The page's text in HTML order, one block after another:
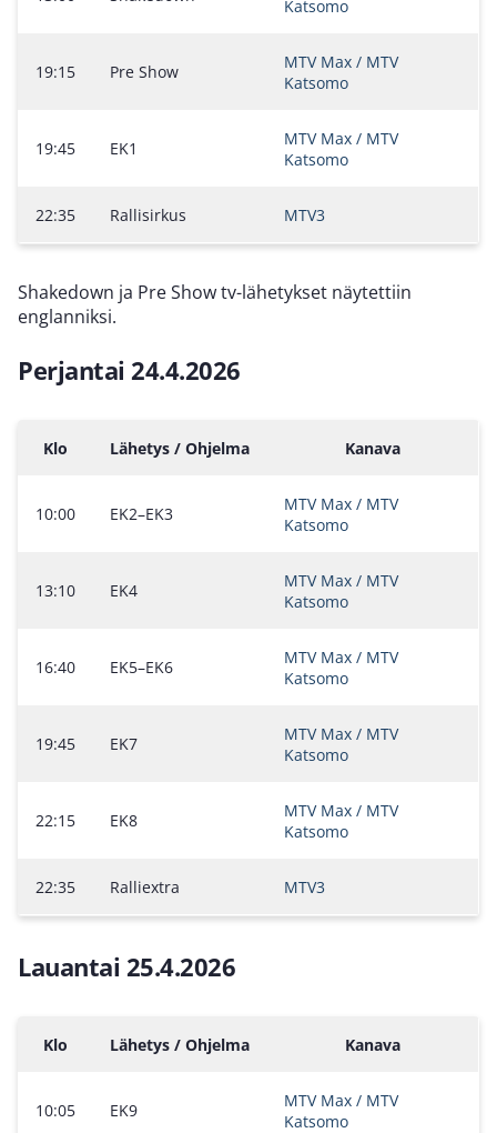
Katsomo
19:15 Pre Show
MTV Max / MTV
Katsomo
19:45 EK1
MTV Max / MTV
Katsomo
22:35 Rallisirkus MTV3
Shakedown ja Pre Show tv-lähetykset näytettiin
englanniksi.
Perjantai 24.4.2026
Klo Lähetys / Ohjelma Kanava
10:00 EK2–EK3
MTV Max / MTV
Katsomo
13:10 EK4
MTV Max / MTV
Katsomo
16:40 EK5–EK6
MTV Max / MTV
Katsomo
19:45 EK7
MTV Max / MTV
Katsomo
22:15 EK8
MTV Max / MTV
Katsomo
22:35 Ralliextra MTV3
Lauantai 25.4.2026
Klo Lähetys / Ohjelma Kanava
10:05 EK9
MTV Max / MTV
Katsomo